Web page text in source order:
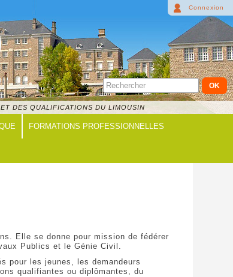
DES QUALIFICATIONS DU LIMOUSIN
Connexion
FORMATIONS PROFESSIONNELLES
Elle se donne pour mission de fédérer
Publics et le Génie Civil.
pour les jeunes, les demandeurs
qualifiantes ou diplômantes, du